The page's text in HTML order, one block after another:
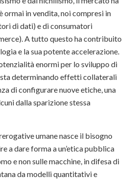
ormai in vendita, noi compresi in
di dati) e di consumatori
A tutto questo ha contribuito
e la sua potente accelerazione.
enormi per lo sviluppo di
sta determinando effetti collaterali
di configurare nuove etiche, una
dalla sparizione stessa
umane nasce il bisogno
a dare forma a un’etica pubblica
e non sulle macchine, in difesa di
da modelli quantitativi e